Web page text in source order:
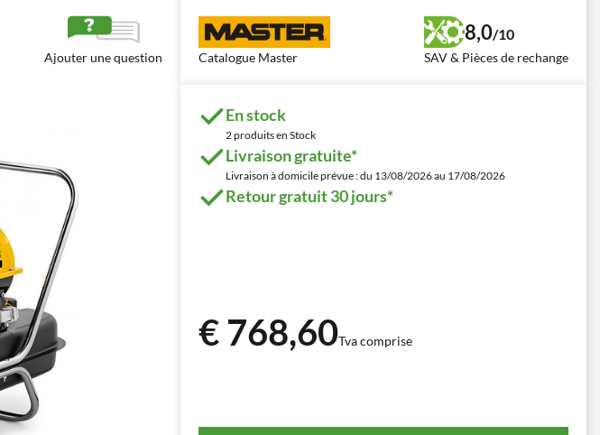
Ajouter une question Catalogue Master
8,0/10
SAV & Pièces de rechange
En stock
2 produits en Stock
Livraison gratuite*
Livraison à domicile prévue : du 13/08/2026 au 17/08/2026
Retour gratuit 30 jours*
€ 768,60Tva comprise